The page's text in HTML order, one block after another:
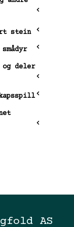
stein
og deler
AS